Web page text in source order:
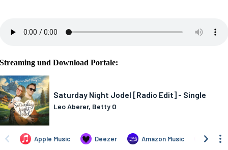
Streaming und Download Portale: